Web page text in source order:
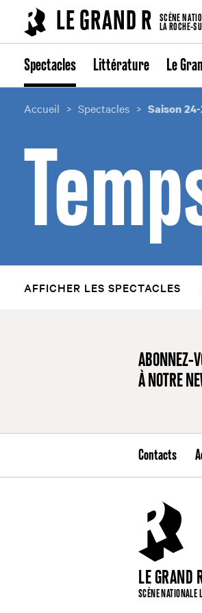
LE GRAND R
SCÈNE
LA ROCHE-
Spectacles Littérature Le
Accueil Spectacles Saison
AFFICHER LES SPECTACLES
ABONNEZ-
À NOTRE
Contacts
LE GRAND
SCÈNE NATIONALE
Cookies management panel